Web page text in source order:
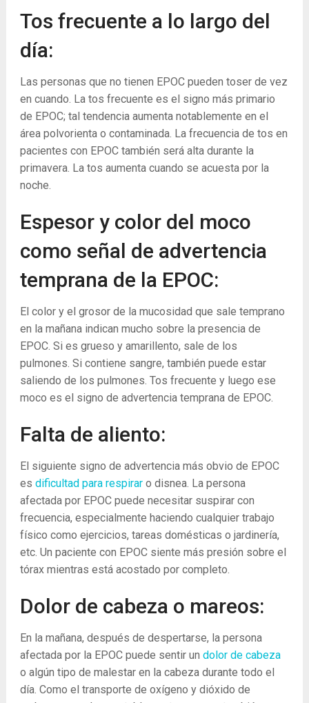
Tos frecuente a lo largo del
día:
Las personas que no tienen EPOC pueden toser de vez
en cuando. La tos frecuente es el signo más primario
de EPOC; tal tendencia aumenta notablemente en el
área polvorienta o contaminada. La frecuencia de tos en
pacientes con EPOC también será alta durante la
primavera. La tos aumenta cuando se acuesta por la
noche.
Espesor y color del moco
como señal de advertencia
temprana de la EPOC:
El color y el grosor de la mucosidad que sale temprano
en la mañana indican mucho sobre la presencia de
EPOC. Si es grueso y amarillento, sale de los
pulmones. Si contiene sangre, también puede estar
saliendo de los pulmones. Tos frecuente y luego ese
moco es el signo de advertencia temprana de EPOC.
Falta de aliento:
El siguiente signo de advertencia más obvio de EPOC
es dificultad para respirar o disnea. La persona
afectada por EPOC puede necesitar suspirar con
frecuencia, especialmente haciendo cualquier trabajo
físico como ejercicios, tareas domésticas o jardinería,
etc. Un paciente con EPOC siente más presión sobre el
tórax mientras está acostado por completo.
Dolor de cabeza o mareos:
En la mañana, después de despertarse, la persona
afectada por la EPOC puede sentir un dolor de cabeza
o algún tipo de malestar en la cabeza durante todo el
día. Como el transporte de oxígeno y dióxido de